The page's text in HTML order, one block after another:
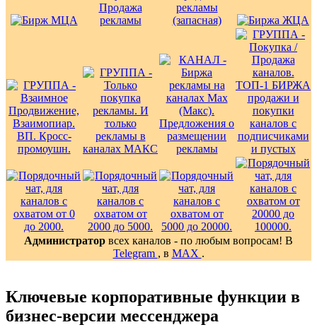
Администратор всех каналов - по любым вопросам! В
Telegram , в MAX .
Ключевые корпоративные функции в
бизнес-версии мессенджера